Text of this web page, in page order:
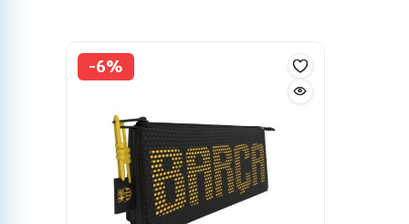
-6%